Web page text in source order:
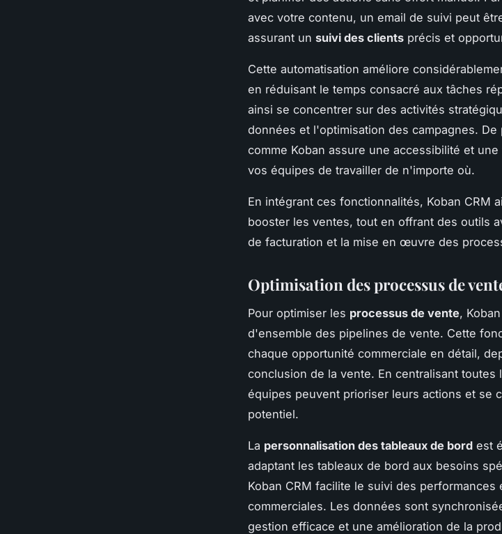
avec votre contenu, un email de suivi peut
assurant un suivi des clients précis et
Cette automatisation améliore
en réduisant le temps consacré aux tâches
ainsi se concentrer sur des activités
données et l'optimisation des campagnes.
comme Koban assure une accessibilité et
vos équipes de travailler de n'importe où.
En intégrant ces fonctionnalités, Koban CRM
booster les ventes, tout en offrant des outils
de facturation et la mise en œuvre des
Optimisation des processus de
Pour optimiser les processus de vente,
d'ensemble des pipelines de vente. Cette
chaque opportunité commerciale en détail,
conclusion de la vente. En centralisant
équipes peuvent prioriser leurs actions et se
potentiel.
La personnalisation des tableaux de bord est
adaptant les tableaux de bord aux besoins
Koban CRM facilite le suivi des
commerciales. Les données sont
gestion efficace et une amélioration de la